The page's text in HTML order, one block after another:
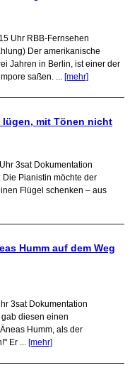
Uhr RBB-Fernsehen
Der amerikanische
Jahren in Berlin, ist einer der
saßen. ... [mehr]
lügen, mit Tönen nicht
3sat Dokumentation
Pianistin möchte der
Flügel schenken – aus
Humm auf dem Weg
3sat Dokumentation
diesen einen
Humm, als der
Er ... [mehr]